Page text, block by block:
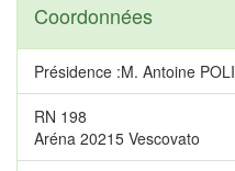
Coordonnées
Présidence :M. Antoine POLI
RN 198
Aréna 20215 Vescovato